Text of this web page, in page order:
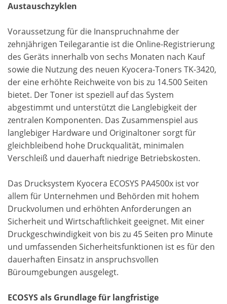
Austauschzyklen
Voraussetzung für die Inanspruchnahme der
zehnjährigen Teilegarantie ist die Online-Registrierung
des Geräts innerhalb von sechs Monaten nach Kauf
sowie die Nutzung des neuen Kyocera-Toners TK-3420,
der eine erhöhte Reichweite von bis zu 14.500 Seiten
bietet. Der Toner ist speziell auf das System
abgestimmt und unterstützt die Langlebigkeit der
zentralen Komponenten. Das Zusammenspiel aus
langlebiger Hardware und Originaltoner sorgt für
gleichbleibend hohe Druckqualität, minimalen
Verschleiß und dauerhaft niedrige Betriebskosten.
Das Drucksystem Kyocera ECOSYS PA4500x ist vor
allem für Unternehmen und Behörden mit hohem
Druckvolumen und erhöhten Anforderungen an
Sicherheit und Wirtschaftlichkeit geeignet. Mit einer
Druckgeschwindigkeit von bis zu 45 Seiten pro Minute
und umfassenden Sicherheitsfunktionen ist es für den
dauerhaften Einsatz in anspruchsvollen
Büroumgebungen ausgelegt.
ECOSYS als Grundlage für langfristige